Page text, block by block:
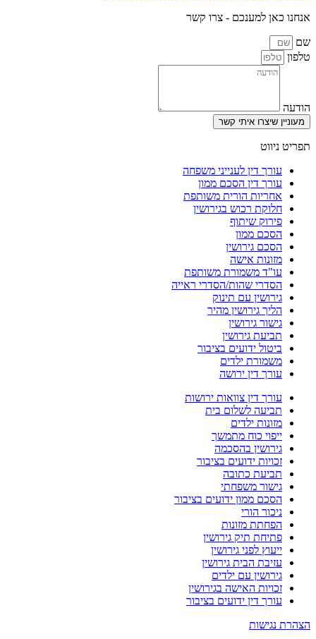
למענכם - צרו קשר
איתי קשר
דין לענייני משפחה
דין הסכם ממון
הורית משותפת
רכוש בגירושין
שיתוף
ממון
גירושין
אישה
משמורת משותפת
שהות/הסדרי ראייה
עם תינוק
גירושין מהיר
גירושין
גירושין
ידועים בציבור
ילדים
דין ירושה
דין צוואות ירושות
לשלום בית
ילדים
כוח מתמשך
בהסכמה
ידועים בציבור
כתובה
משפחתי
ממון ידועים בציבור
הורי
מזונות
תיק גירושין
לפני גירושין
הבית גירושין
עם ילדים
האישה בגירושין
דין ידועים בציבור